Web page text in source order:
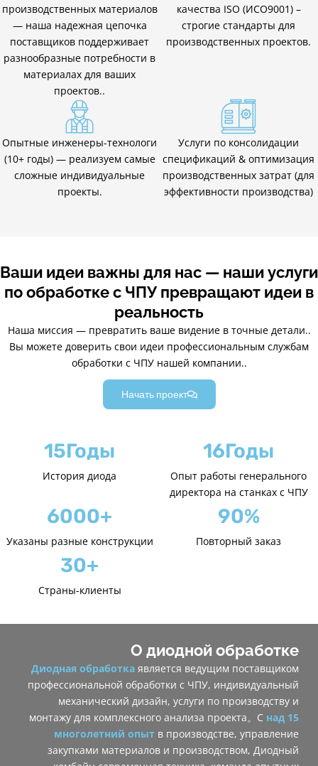
производственных материалов
— наша надежная цепочка
поставщиков поддерживает
разнообразные потребности в
материалах для ваших
проектов..
качества ISO (ИСО9001) –
строгие стандарты для
производственных проектов.
Опытные инженеры-технологи
(10+ годы) — реализуем самые
сложные индивидуальные
проекты.
Услуги по консолидации
спецификаций & оптимизация
производственных затрат (для
эффективности производства)
Ваши идеи важны для нас — наши услуги
по обработке с ЧПУ превращают идеи в
реальность
Наша миссия — превратить ваше видение в точные детали..
Вы можете доверить свои идеи профессиональным службам
обработки с ЧПУ нашей компании..
Начать проект
15Годы
История диода
16Годы
Опыт работы генерального
директора на станках с ЧПУ
6000+
Указаны разные конструкции
90%
Повторный заказ
30+
Страны-клиенты
О диодной обработке
Диодная обработка является ведущим поставщиком
профессиональной обработки с ЧПУ, индивидуальный
механический дизайн, услуги по производству и
монтажу для комплексного анализа проекта。С над 15
многолетний опыт в производстве, управление
закупками материалов и производством, Диодный